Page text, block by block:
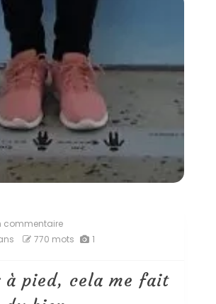
commentairesur
Marcher
me
770 mots 1
à pied, cela me fait